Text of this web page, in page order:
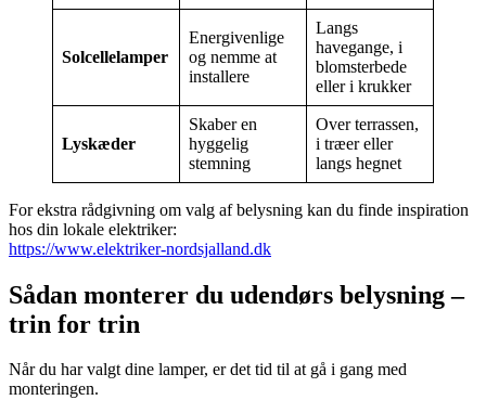
Solcellelamper
Energivenlige
og nemme at
installere
Langs
havegange, i
blomsterbede
eller i krukker
Lyskæder
Skaber en
hyggelig
stemning
Over terrassen,
i træer eller
langs hegnet
For ekstra rådgivning om valg af belysning kan du finde inspiration
hos din lokale elektriker:
https://www.elektriker-nordsjalland.dk
Sådan monterer du udendørs belysning –
trin for trin
Når du har valgt dine lamper, er det tid til at gå i gang med
monteringen.